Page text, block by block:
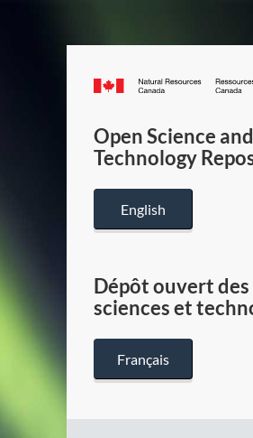
Canada.ca
Open Science and
Technology
English
Dépôt ouvert des
sciences et
Français